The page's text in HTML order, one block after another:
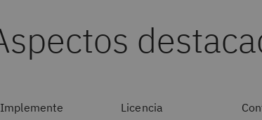
Implemente Licencia